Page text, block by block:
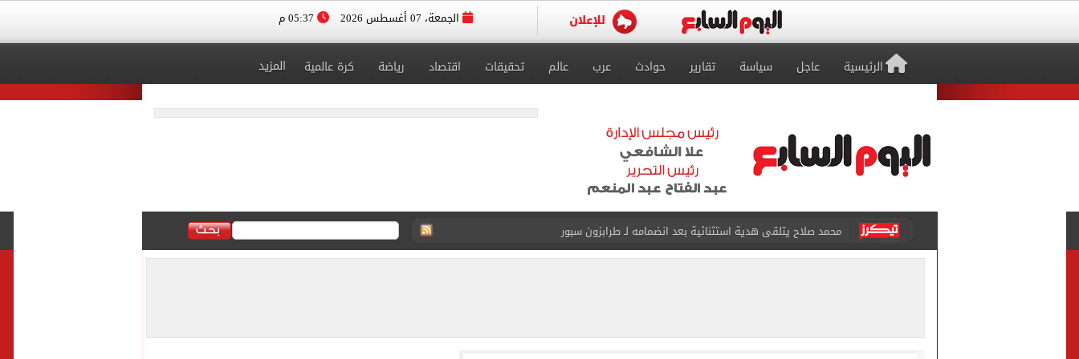
الجمعة، 07 أغسطس 2026
الرئيسية عاجل سياسة تقارير حوادث عرب عالم تحقيقات اقتصاد رياضة كرة عالمية المزيد
سيلتيك الاسكتلندى يضع اللمسات الأخيرة لضم هيثم حسن
تقارير: بيراميدز يعرض 5 ملايين دولار راتباً لحسم صفقة يوسف النصيري
أجواء شديدة الحرارة.. الأرصاد تكشف حالة الطقس ودرجات الحرارة المتوقعة